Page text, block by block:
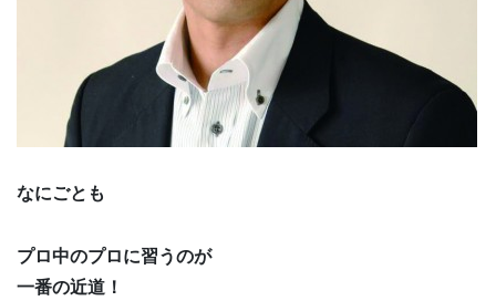
なにごとも
プロ中のプロに習うのが
一番の近道！